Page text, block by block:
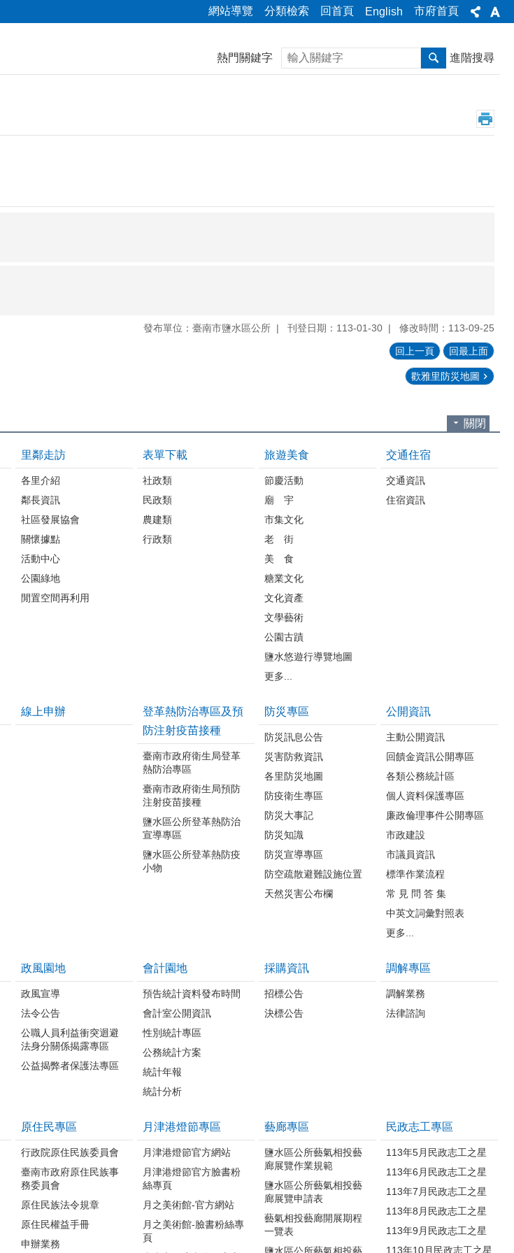
網站導覽 分類檢索 回首頁 English 市府首頁
熱門關鍵字 搜尋 進階搜尋
發布單位：臺南市鹽水區公所 刊登日期：113-01-30 修改時間：113-09-25
回上一頁 回最上面
歡雅里防災地圖
關閉
里鄰走訪
各里介紹
鄰長資訊
社區發展協會
關懷據點
活動中心
公園綠地
閒置空間再利用
表單下載
社政類
民政類
農建類
行政類
旅遊美食
節慶活動
廟 宇
市集文化
老 街
美 食
糖業文化
文化資產
文學藝術
公園古蹟
鹽水悠遊行導覽地圖
更多...
交通住宿
交通資訊
住宿資訊
線上申辦
登革熱防治專區及預
防注射疫苗接種
臺南市政府衛生局登革
熱防治專區
臺南市政府衛生局預防
注射疫苗接種
鹽水區公所登革熱防治
宣導專區
鹽水區公所登革熱防疫
小物
防災專區
防災訊息公告
災害防救資訊
各里防災地圖
防疫衛生專區
防災大事記
防災知識
防災宣導專區
防空疏散避難設施位置
天然災害公布欄
公開資訊
主動公開資訊
回饋金資訊公開專區
各類公務統計區
個人資料保護專區
廉政倫理事件公開專區
市政建設
市議員資訊
標準作業流程
常 見 問 答 集
中英文詞彙對照表
更多...
政風園地
政風宣導
法令公告
公職人員利益衝突迴避
法身分關係揭露專區
公益揭弊者保護法專區
會計園地
預告統計資料發布時間
會計室公開資訊
性別統計專區
公務統計方案
統計年報
統計分析
採購資訊
招標公告
決標公告
調解專區
調解業務
法律諮詢
原住民專區
行政院原住民族委員會
臺南市政府原住民族事
務委員會
原住民族法令規章
原住民權益手冊
申辦業務
月津港燈節專區
月津港燈節官方網站
月津港燈節官方臉書粉
絲專頁
月之美術館-官方網站
月之美術館-臉書粉絲專
頁
藝廊專區
鹽水區公所藝氣相投藝
廊展覽作業規範
鹽水區公所藝氣相投藝
廊展覽申請表
藝氣相投藝廊開展期程
一覽表
鹽水區公所藝氣相投藝
民政志工專區
113年5月民政志工之星
113年6月民政志工之星
113年7月民政志工之星
113年8月民政志工之星
113年9月民政志工之星
113年10月民政志工之星